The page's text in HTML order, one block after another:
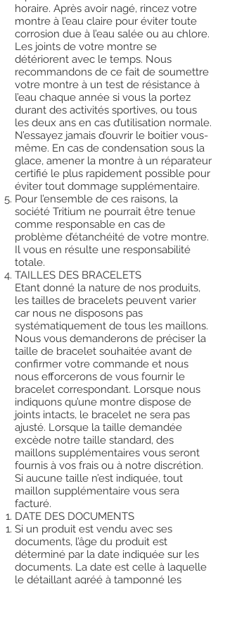
horaire. Après avoir nagé, rincez votre
montre à l’eau claire pour éviter toute
corrosion due à l’eau salée ou au chlore.
Les joints de votre montre se
détériorent avec le temps. Nous
recommandons de ce fait de soumettre
votre montre à un test de résistance à
l’eau chaque année si vous la portez
durant des activités sportives, ou tous
les deux ans en cas d’utilisation normale.
N’essayez jamais d’ouvrir le boitier vous-
même. En cas de condensation sous la
glace, amener la montre à un réparateur
certifié le plus rapidement possible pour
éviter tout dommage supplémentaire.
Pour l’ensemble de ces raisons, la
société Tritium ne pourrait être tenue
comme responsable en cas de
problème d’étanchéité de votre montre.
Il vous en résulte une responsabilité
totale.
TAILLES DES BRACELETS
Etant donné la nature de nos produits,
les tailles de bracelets peuvent varier
car nous ne disposons pas
systématiquement de tous les maillons.
Nous vous demanderons de préciser la
taille de bracelet souhaitée avant de
confirmer votre commande et nous
nous efforcerons de vous fournir le
bracelet correspondant. Lorsque nous
indiquons qu’une montre dispose de
joints intacts, le bracelet ne sera pas
ajusté. Lorsque la taille demandée
excède notre taille standard, des
maillons supplémentaires vous seront
fournis à vos frais ou à notre discrétion.
Si aucune taille n’est indiquée, tout
maillon supplémentaire vous sera
facturé.
DATE DES DOCUMENTS
Si un produit est vendu avec ses
documents, l’âge du produit est
déterminé par la date indiquée sur les
documents. La date est celle à laquelle
le détaillant agréé à tamponné les